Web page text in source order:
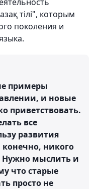
тілі", которым
поколения и
примеры
и новые
приветствовать.
все
развития
конечно, никого
Нужно мыслить и
что старые
просто не